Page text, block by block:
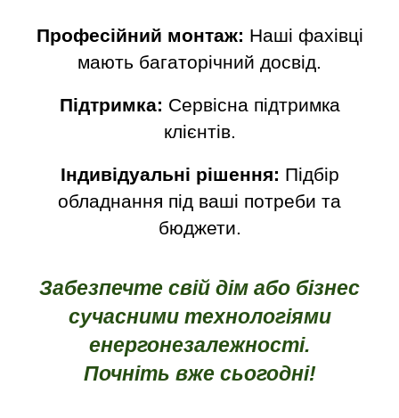
Професійний монтаж: Наші фахівці
мають багаторічний досвід.
Підтримка: Сервісна підтримка
клієнтів.
Індивідуальні рішення: Підбір
обладнання під ваші потреби та
бюджети.
Забезпечте свій дім або бізнес
сучасними технологіями
енергонезалежності.
Почніть вже сьогодні!